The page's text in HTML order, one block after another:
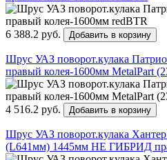
6 388.2 руб. Добавить в корзину
Шрус УАЗ поворот.кулака
правый колея-1600мм MetalPart
4 516.2 руб. Добавить в корзину
Шрус УАЗ поворот.кулака
(L641мм) 1445мм НЕ ГИБРИД